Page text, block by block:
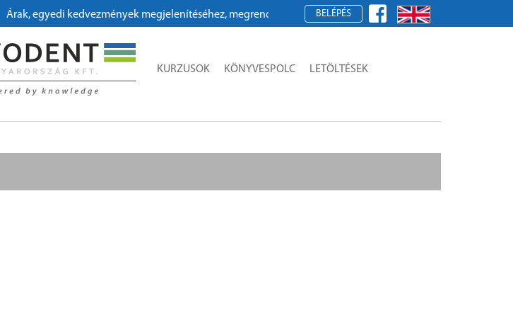
Árak, egyedi kedvezmények megjelenítéséhez, megrendeléshez kérjük, regisztráljon!
BELÉPÉS
KURZUSOK KÖNYVESPOLC LETÖLTÉSEK